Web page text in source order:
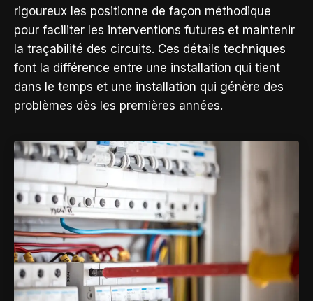
rigoureux les positionne de façon méthodique
pour faciliter les interventions futures et maintenir
la traçabilité des circuits. Ces détails techniques
font la différence entre une installation qui tient
dans le temps et une installation qui génère des
problèmes dès les premières années.